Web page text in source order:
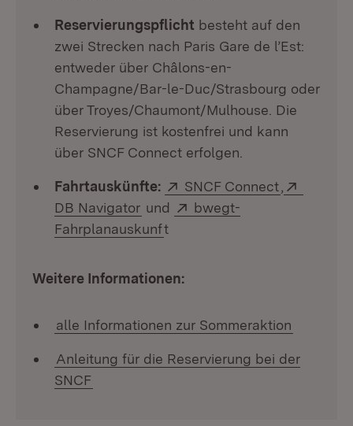
Reservierungspflicht besteht auf den
zwei Strecken nach Paris Gare de l’Est:
entweder über Châlons-en-
Champagne/Bar-le-Duc/Strasbourg oder
über Troyes/Chaumont/Mulhouse. Die
Reservierung ist kostenfrei und kann
über SNCF Connect erfolgen.
Fahrtauskünfte: Extern:
SNCF Connect (Öffnet in
DB Navigator (Öffnet in neuem Fenster)
und Extern:
bwegt-
Fahrplanauskunf(Öffnet in neuem Fenster)
t
Weitere Informationen:
alle Informationen zur Sommeraktion
Anleitung für die Reservierung bei der
SNCF